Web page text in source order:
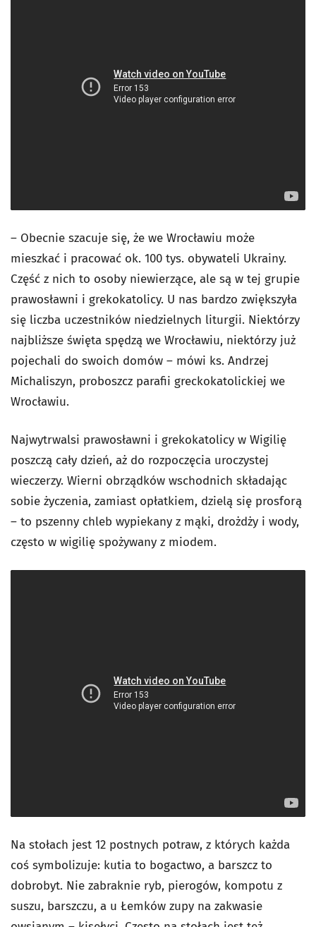
– Obecnie szacuje się, że we Wrocławiu może
mieszkać i pracować ok. 100 tys. obywateli Ukrainy.
Część z nich to osoby niewierzące, ale są w tej grupie
prawosławni i grekokatolicy. U nas bardzo zwiększyła
się liczba uczestników niedzielnych liturgii. Niektórzy
najbliższe święta spędzą we Wrocławiu, niektórzy już
pojechali do swoich domów – mówi ks. Andrzej
Michaliszyn, proboszcz parafii greckokatolickiej we
Wrocławiu.
Najwytrwalsi prawosławni i grekokatolicy w Wigilię
poszczą cały dzień, aż do rozpoczęcia uroczystej
wieczerzy. Wierni obrządków wschodnich składając
sobie życzenia, zamiast opłatkiem, dzielą się prosforą
– to pszenny chleb wypiekany z mąki, drożdży i wody,
często w wigilię spożywany z miodem.
Na stołach jest 12 postnych potraw, z których każda
coś symbolizuje: kutia to bogactwo, a barszcz to
dobrobyt. Nie zabraknie ryb, pierogów, kompotu z
suszu, barszczu, a u Łemków zupy na zakwasie